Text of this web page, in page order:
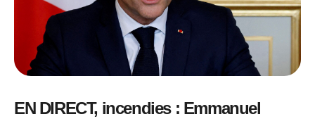
EN DIRECT, incendies : Emmanuel